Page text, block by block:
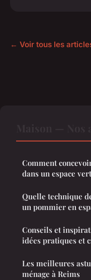
← Voir tous les
Comment
dans un espace
Quelle technique
un pommier en
Conseils et
idées pratiques et
Les meilleures
ménage à Reims